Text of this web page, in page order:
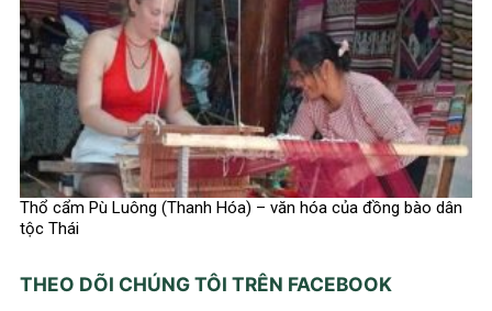
Thổ cẩm Pù Luông (Thanh Hóa) – văn hóa của đồng bào dân
tộc Thái
THEO DÕI CHÚNG TÔI TRÊN FACEBOOK